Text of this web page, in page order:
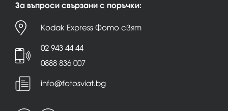
За въпроси свързани с поръчки:
Kodak Express Фото свят
02 943 44 44
0888 836 007
info@fotosviat.bg